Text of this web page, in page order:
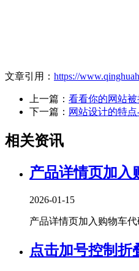
文章引用： https://
上一篇： 看看你的网站被
下一篇： 网站设计的特
相关资讯
产品详情页加入
2026-01-15
产品详情页加入购物车
点击加号控制折